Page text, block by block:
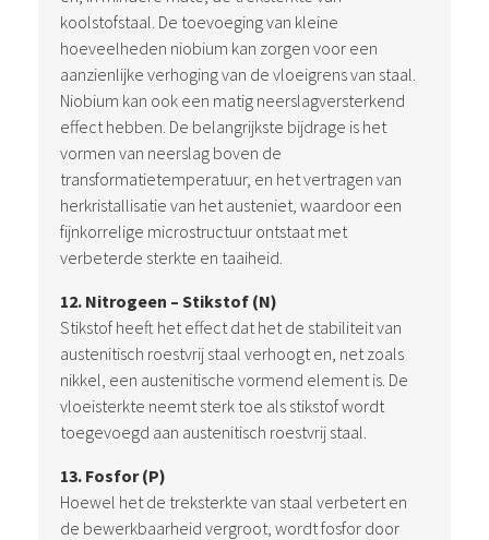
koolstofstaal. De toevoeging van kleine
hoeveelheden niobium kan zorgen voor een
aanzienlijke verhoging van de vloeigrens van staal.
Niobium kan ook een matig neerslagversterkend
effect hebben. De belangrijkste bijdrage is het
vormen van neerslag boven de
transformatietemperatuur, en het vertragen van
herkristallisatie van het austeniet, waardoor een
fijnkorrelige microstructuur ontstaat met
verbeterde sterkte en taaiheid.
12. Nitrogeen – Stikstof (N)
Stikstof heeft het effect dat het de stabiliteit van
austenitisch roestvrij staal verhoogt en, net zoals
nikkel, een austenitische vormend element is. De
vloeisterkte neemt sterk toe als stikstof wordt
toegevoegd aan austenitisch roestvrij staal.
13. Fosfor (P)
Hoewel het de treksterkte van staal verbetert en
de bewerkbaarheid vergroot, wordt fosfor door